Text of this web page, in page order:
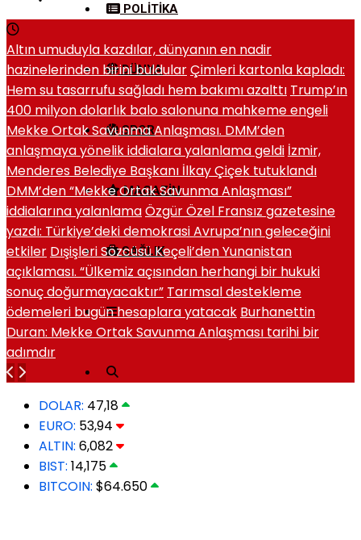
POLITIKA
DÜNYA
SPOR
MAGAZIN
SAĞLIK
Altın umuduyla kazdılar, dünyanın en nadir
hazinelerinden birini buldularÇimleri kartonla kapladı:
Hem su tasarrufu sağladı hem bakımı azalttı Trump’ın
400 milyon dolarlık balo salonuna mahkeme engeli
Mekke Ortak Savunma Anlaşması. DMM’den
anlaşmaya yönelik iddialara yalanlama geldi İzmir,
Menderes Belediye Başkanı İlkay Çiçek tutuklandı
DMM’den “Mekke Ortak Savunma Anlaşması”
iddialarına yalanlamaÖzgür Özel Fransız gazetesine
yazdı: Türkiye’deki demokrasi Avrupa’nın geleceğini
etkiler Dışişleri Sözcüsü Keçeli’den Yunanistan
açıklaması. “Ülkemiz açısından herhangi bir hukuki
sonuç doğurmayacaktır” Tarımsal destekleme
ödemeleri bugün hesaplara yatacak Burhanettin
Duran: Mekke Ortak Savunma Anlaşması tarihi bir
adımdır
DOLAR: 47,18
EURO: 53,94
ALTIN: 6,082
BIST: 14,175
BITCOIN: $64.650